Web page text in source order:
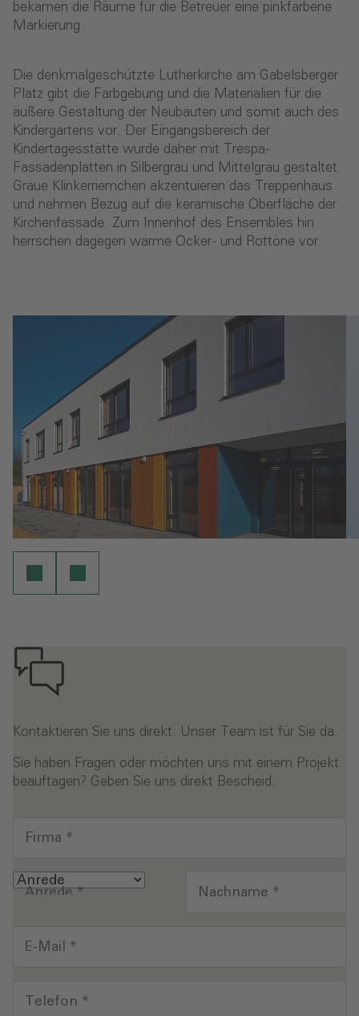
bekamen die Räume für die Betreuer eine pinkfarbene
Markierung.
Die denkmalgeschützte Lutherkirche am Gabelsberger
Platz gibt die Farbgebung und die Materialien für die
äußere Gestaltung der Neubauten und somit auch des
Kindergartens vor. Der Eingangsbereich der
Kindertagesstätte wurde daher mit Trespa-
Fassadenplatten in Silbergrau und Mittelgrau gestaltet.
Graue Klinkerriemchen akzentuieren das Treppenhaus
und nehmen Bezug auf die keramische Oberfläche der
Kirchenfassade. Zum Innenhof des Ensembles hin
herrschen dagegen warme Ocker- und Rottöne vor.
Kontaktieren Sie uns direkt. Unser Team ist für Sie da.
Sie haben Fragen oder möchten uns mit einem Projekt
beauftagen? Geben Sie uns direkt Bescheid.
Firma *
Anrede* Nachname *
E-Mail *
Telefon *